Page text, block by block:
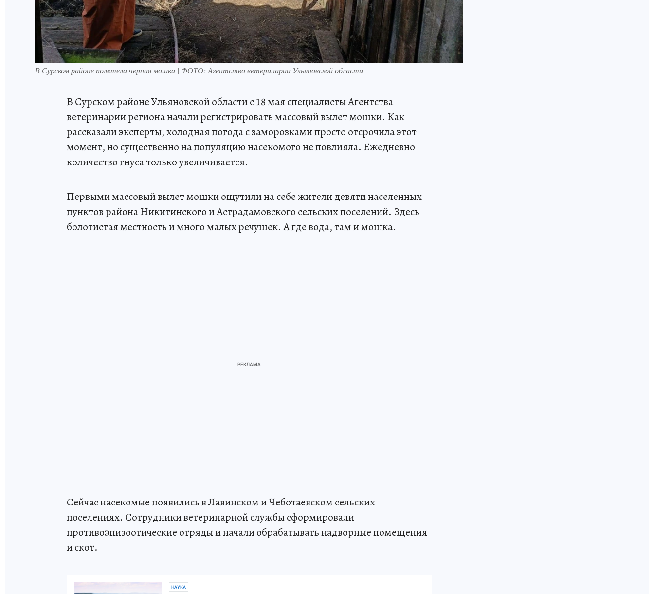
В Сурском районе полетела черная мошка | ФОТО: Агентство ветеринарии Ульяновской области
В Сурском районе Ульяновской области с 18 мая специалисты Агентства
ветеринарии региона начали регистрировать массовый вылет мошки. Как
рассказали эксперты, холодная погода с заморозками просто отсрочила этот
момент, но существенно на популяцию насекомого не повлияла. Ежедневно
количество гнуса только увеличивается.
Первыми массовый вылет мошки ощутили на себе жители девяти населенных
пунктов района Никитинского и Астрадамовского сельских поселений. Здесь
болотистая местность и много малых речушек. А где вода, там и мошка.
Сейчас насекомые появились в Лавинском и Чеботаевском сельских
поселениях. Сотрудники ветеринарной службы сформировали
противоэпизоотические отряды и начали обрабатывать надворные помещения
и скот.
НАУКА